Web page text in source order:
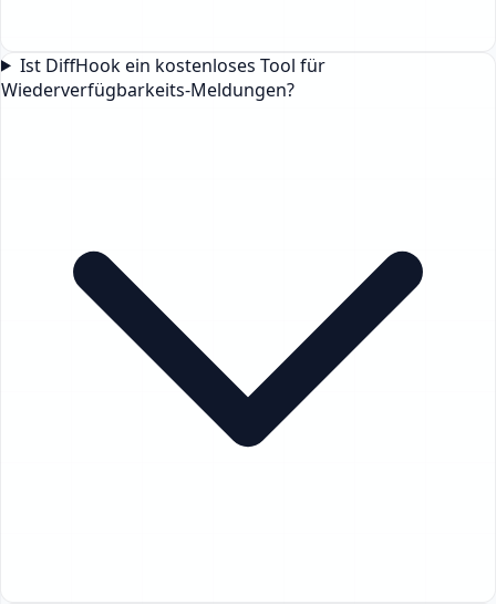
Ist DiffHook ein kostenloses Tool für
Wiederverfügbarkeits-Meldungen?